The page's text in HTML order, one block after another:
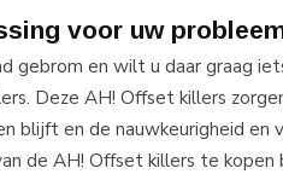
voor uw
gebrom en wilt u daar graag
Deze AH! Offset killers
blijft en de nauwkeurigheid
de AH! Offset killers te